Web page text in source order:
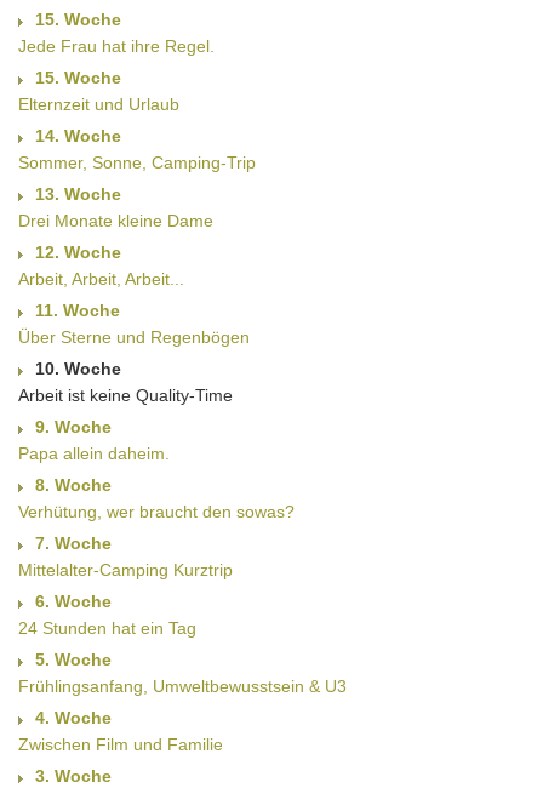
15. Woche
Jede Frau hat ihre Regel.
15. Woche
Elternzeit und Urlaub
14. Woche
Sommer, Sonne, Camping-Trip
13. Woche
Drei Monate kleine Dame
12. Woche
Arbeit, Arbeit, Arbeit...
11. Woche
Über Sterne und Regenbögen
10. Woche
Arbeit ist keine Quality-Time
9. Woche
Papa allein daheim.
8. Woche
Verhütung, wer braucht den sowas?
7. Woche
Mittelalter-Camping Kurztrip
6. Woche
24 Stunden hat ein Tag
5. Woche
Frühlingsanfang, Umweltbewusstsein & U3
4. Woche
Zwischen Film und Familie
3. Woche